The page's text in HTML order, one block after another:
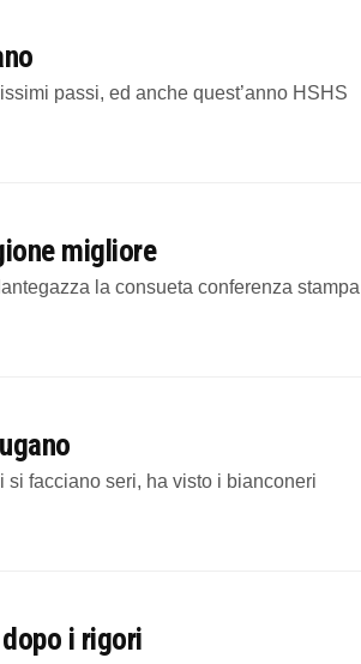
passi, ed anche quest’anno HSHS
migliore
la consueta conferenza stampa
si facciano seri, ha visto i bianconeri
i rigori